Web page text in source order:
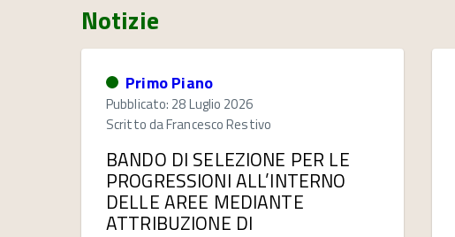
Notizie
Primo Piano
Pubblicato: 28 Luglio 2026
Scritto daFrancesco Restivo
BANDO DI SELEZIONE PER LE
PROGRESSIONI ALL’INTERNO
DELLE AREE MEDIANTE
ATTRIBUZIONE DI